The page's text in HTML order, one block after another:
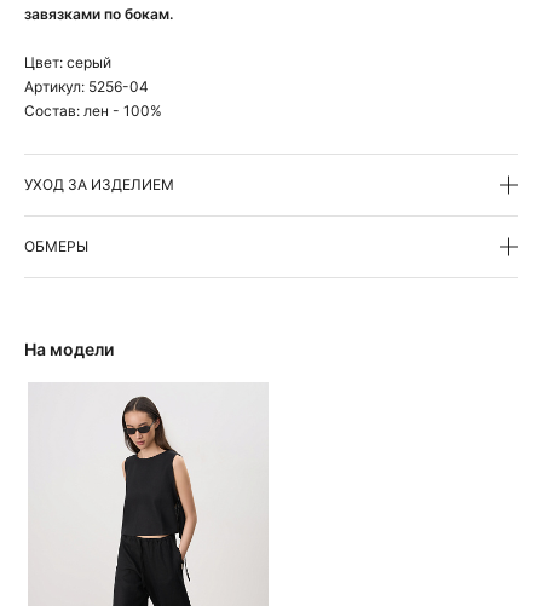
завязками по бокам.
Цвет: серый
Артикул: 5256-04
Состав: лен - 100%
УХОД ЗА ИЗДЕЛИЕМ
ОБМЕРЫ
На модели